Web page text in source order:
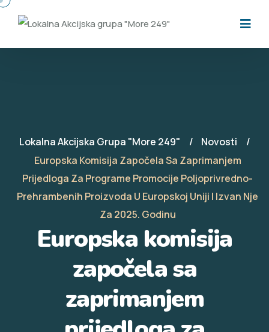
Lokalna Akcijska Grupa "More 249"
Novosti
Europska Komisija Započela Sa Zaprimanjem
Prijedloga Za Programe Promocije Poljoprivredno-
Prehrambenih Proizvoda U Europskoj Uniji I Izvan Nje
Za 2025. Godinu
Europska komisija
započela sa
zaprimanjem